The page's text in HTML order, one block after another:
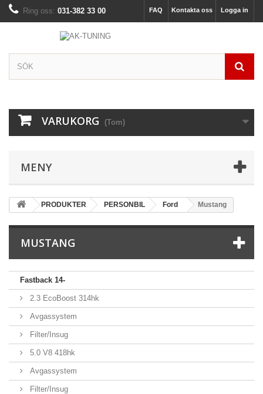
Logga in
Kontakta oss
FAQ
Ring oss: 031-382 33 00
VARUKORG (Tom)
MENY
PRODUKTER PERSONBIL Ford Mustang
MUSTANG
Fastback 14-
2.3 EcoBoost 314hk
Avgassystem
Filter/Insug
5.0 V8 418hk
Avgassystem
Filter/Insug